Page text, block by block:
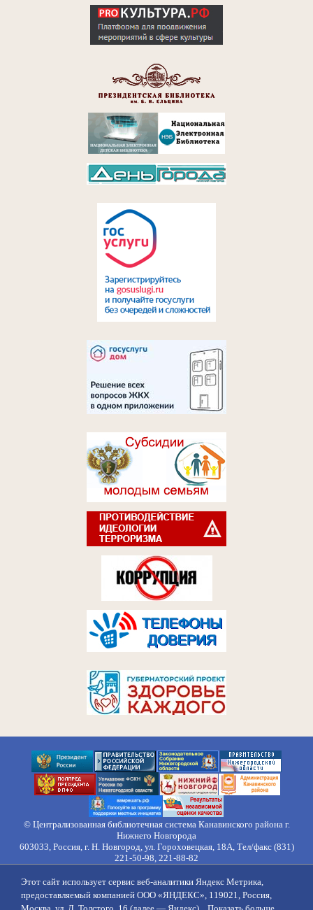
© Централизованная библиотечная система Канавинского района г.
Нижнего Новгорода
603033, Россия, г. Н. Новгород, ул. Гороховецкая, 18А, Тел/факс (831)
221-50-98, 221-88-82
Контакты Противодействие коррупции
Противодействие
идеологии терроризма
Напишите нам
Этот сайт использует сервис веб-аналитики Яндекс Метрика,
предоставляемый компанией ООО «ЯНДЕКС», 119021, Россия,